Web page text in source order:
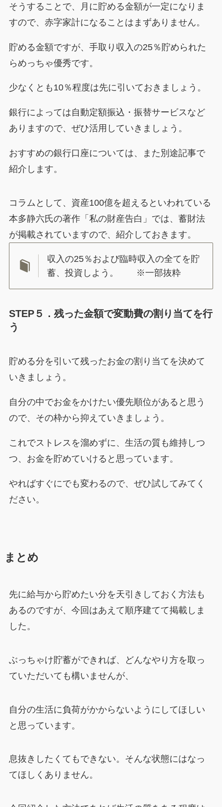
そうすることで、月に貯める金額が一定になりま
すので、赤字家計になることはまずありません。
貯める金額ですが、手取り収入の25％貯められた
らめっちゃ優秀です。
少なくとも10％程度は先に引いておきましょう。
銀行によっては自動定額振込・振替サービスなど
ありますので、ぜひ活用していきましょう。
おすすめの銀行口座については、また別途記事で
紹介します。
コラムとして、資産100億を超えるといわれている
本多静六氏の著作「私の財産告白」では、蓄財法
が掲載されていますので、紹介しておきます。
収入の25％および臨時収入の全てを貯
蓄、投資しよう。 ※一部抜粋
STEP５．残った金額で変動費の割り当てを行
う
貯める分を引いて残ったお金の割り当てを決めて
いきましょう。
自分の中でお金をかけたい優先順位があると思う
ので、その枠から抑えていきましょう。
これでストレスを溜めずに、生活の質も維持しつ
つ、お金を貯めていけると思っています。
やればすぐにでも変わるので、ぜひ試してみてく
ださい。
まとめ
先に給与から貯めたい分を天引きしておく方法も
あるのですが、今回はあえて順序建てて掲載しま
した。
ぶっちゃけ貯蓄ができれば、どんなやり方を取っ
ていただいても構いませんが、
自分の生活に負荷がかからないようにしてほしい
と思っています。
息抜きしたくてもできない。そんな状態にはなっ
てほしくありません。